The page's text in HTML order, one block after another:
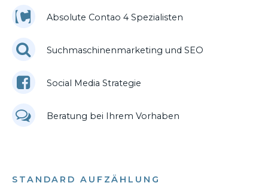
Absolute Contao 4 Spezialisten
Suchmaschinenmarketing und SEO
Social Media Strategie
Beratung bei Ihrem Vorhaben
STANDARD AUFZÄHLUNG